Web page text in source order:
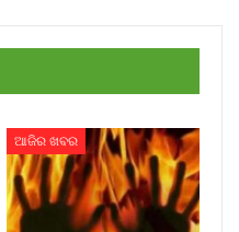
ଆଜିର ଖବର